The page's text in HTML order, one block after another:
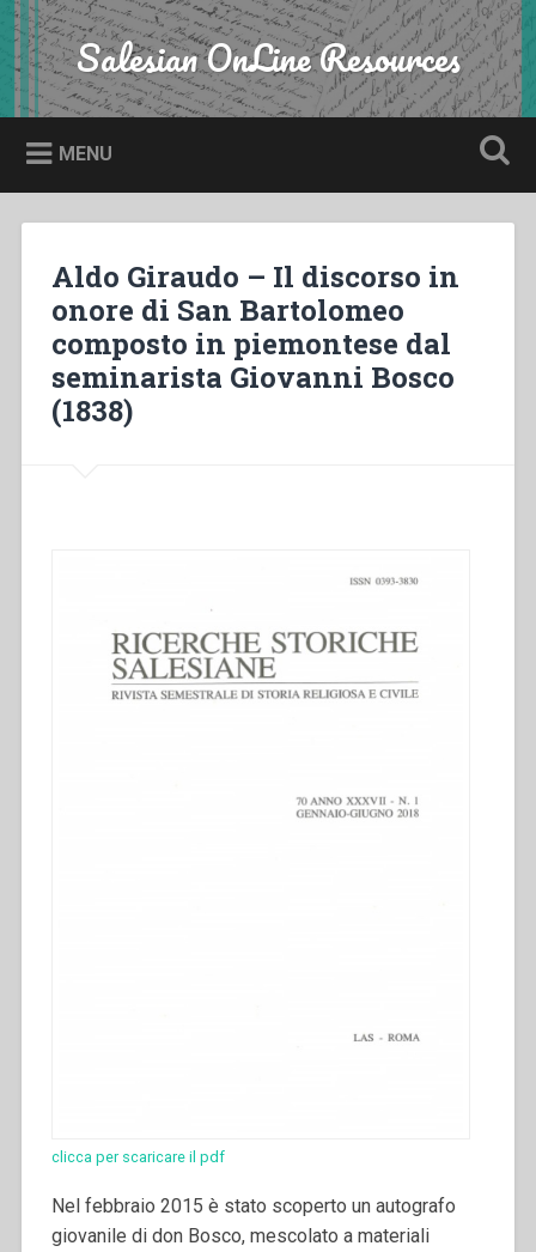
Skip
to
content
Search Salesian OnLine Resources
MENU
Aldo Giraudo – Il discorso in
onore di San Bartolomeo
composto in piemontese dal
seminarista Giovanni Bosco
(1838)
clicca per scaricare il pdf
Nel febbraio 2015 è stato scoperto un autografo
giovanile di don Bosco, mescolato a materiali